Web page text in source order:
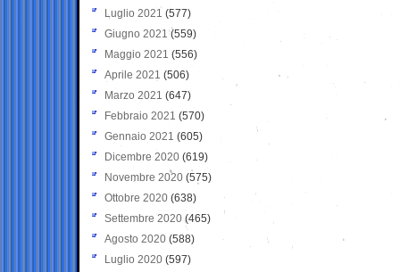
Luglio 2021 (577)
Giugno 2021(559)
Maggio 2021 (556)
Aprile 2021 (506)
Marzo 2021 (647)
Febbraio 2021 (570)
Gennaio 2021 (605)
Dicembre 2020 (619)
Novembre 2020 (575)
Ottobre 2020 (638)
Settembre 2020(465)
Agosto 2020 (588)
Luglio 2020 (597)